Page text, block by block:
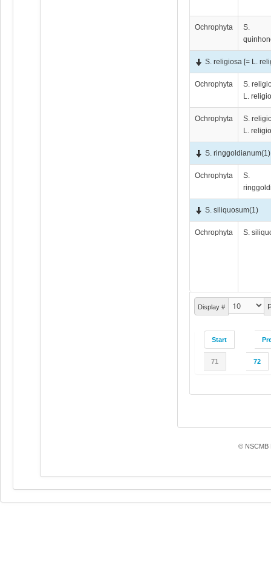
Display #
Start
71 72
Ochrophyta
S.
S. religiosa [= L.
Ochrophyta
S.
L.
Ochrophyta
S.
L.
S. ringgoldianum(1)
Ochrophyta
S.
S. siliquosum(1)
Ochrophyta S.
© NSCMB